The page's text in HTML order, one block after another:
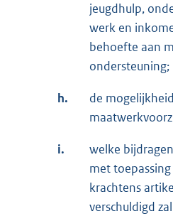
jeugdhulp,
werk en
behoefte aan
ondersteuning;
h.
de
i.
welke
met
krachtens
verschuldigd